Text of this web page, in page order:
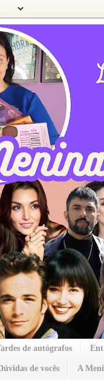
de autógrafos
de vocês A